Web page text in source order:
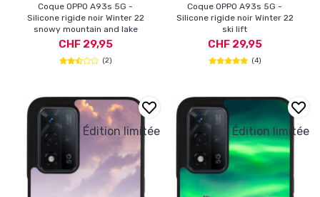
Coque OPPO A93s 5G -
Silicone rigide noir Winter 22
snowy mountain and lake
CHF 29,95
(2)
Coque OPPO A93s 5G -
Silicone rigide noir Winter 22
ski lift
CHF 29,95
(4)
Édition limitée Édition limitée